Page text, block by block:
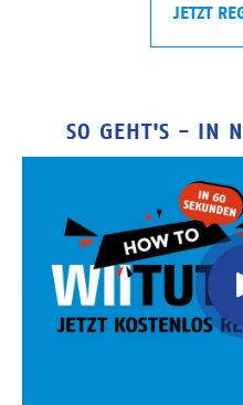
JETZT
SO GEHT'S - IN